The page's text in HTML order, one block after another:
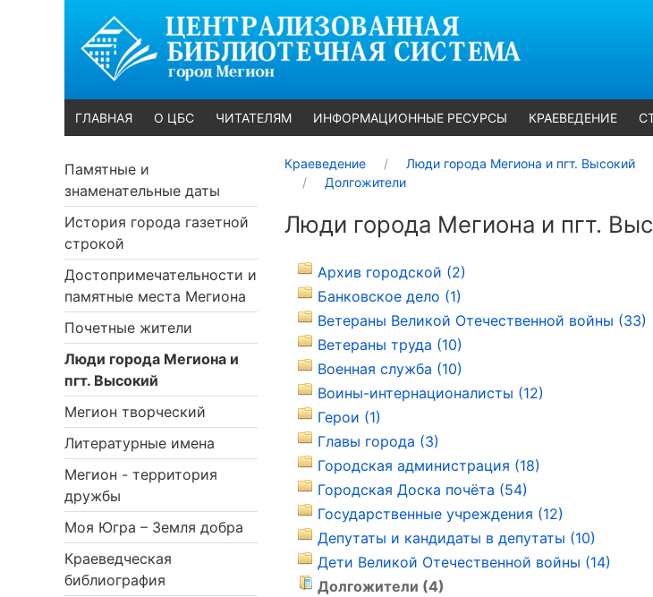
ГЛАВНАЯ О ЦБС ЧИТАТЕЛЯМ ИНФОРМАЦИОННЫЕ РЕСУРСЫ КРАЕВЕДЕНИЕ
Памятные и
знаменательные даты
История города газетной
строкой
Достопримечательности и
памятные места Мегиона
Почетные жители
Люди города Мегиона и
пгт. Высокий
Мегион творческий
Литературные имена
Мегион - территория
дружбы
Моя Югра – Земля добра
Краеведческая
библиография
Краеведение Люди города Мегиона и пгт. Высокий
Долгожители
Люди города Мегиона и пгт.
Архив городской (2)
Банковское дело (1)
Ветераны Великой Отечественной войны (33)
Ветераны труда (10)
Военная служба (10)
Воины-интернационалисты (12)
Герои (1)
Главы города (3)
Городская администрация (18)
Городская Доска почёта (54)
Государственные учреждения (12)
Депутаты и кандидаты в депутаты (10)
Дети Великой Отечественной войны (14)
Долгожители (4)